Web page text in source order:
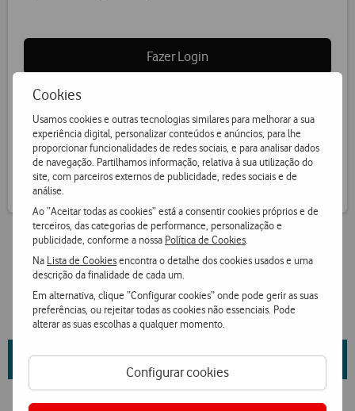
Cookies
Usamos cookies e outras tecnologias similares para melhorar a sua
experiência digital, personalizar conteúdos e anúncios, para lhe
proporcionar funcionalidades de redes sociais, e para analisar dados
de navegação. Partilhamos informação, relativa à sua utilização do
site, com parceiros externos de publicidade, redes sociais e de
análise.
Ao “Aceitar todas as cookies” está a consentir cookies próprios e de
terceiros, das categorias de performance, personalização e
publicidade, conforme a nossa Política de Cookies
Na Lista de Cookiesencontra o detalhe dos cookies usados e uma
descrição da finalidade de cada um.
Em alternativa, clique “Configurar cookies” onde pode gerir as suas
preferências, ou rejeitar todas as cookies não essenciais. Pode
alterar as suas escolhas a qualquer momento.
Configurar cookies
Fazer Login
Receba informação de pontos por SMS
Saiba mais sobre as propriedades da marca e fornecedoraqui.